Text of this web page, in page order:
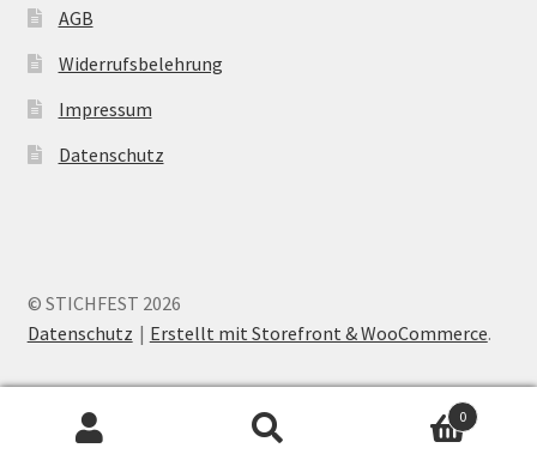
AGB
Widerrufsbelehrung
Impressum
Datenschutz
© STICHFEST 2026
Datenschutz
Erstellt mit Storefront & WooCommerce.
0